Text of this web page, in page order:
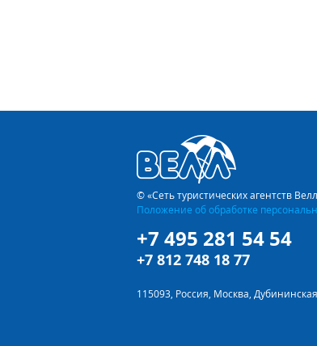
© «Сеть туристических агентств
Положение об обработке
+7 495 281 54 54
+7 812 748 18 77
115093, Россия, Москва,